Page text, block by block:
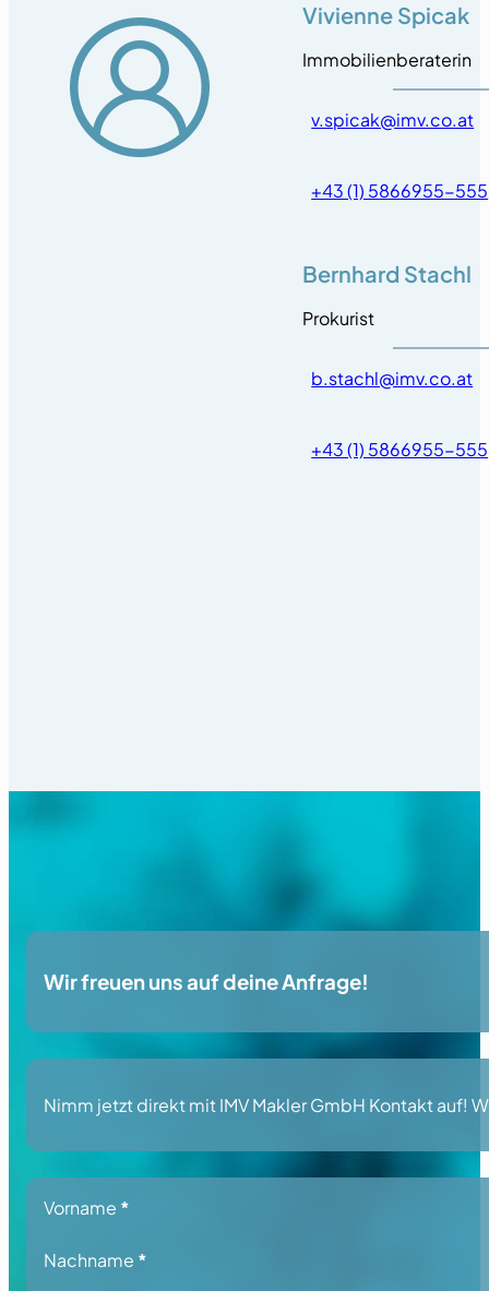
Vivienne Spicak
Immobilienberaterin
v.spicak@imv.co.at
+43 (1) 5866955-555
Bernhard Stachl
Prokurist
b.stachl@imv.co.at
+43 (1) 5866955-555
Wir freuen uns auf deine Anfrage!
Nimm jetzt direkt mit IMV Makler GmbH Kontakt auf!
Section
Vorname *
Nachname *